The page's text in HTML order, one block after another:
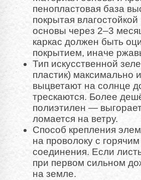
пенопластовая база
покрытая
основы через 2–3
каркас должен быть
покрытием, иначе
Тип искусственной
пластик) максимально
выцветают на солнце
трескаются. Более
полиэтилен —
ломается на ветру.
Способ крепления
на проволоку с
соединения. Если
при первом сильном
на земле.